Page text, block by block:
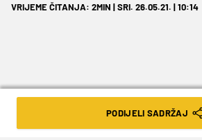
VRIJEME ČITANJA: 2MIN | SRI. 26.05.21. | 10:14
Ovo ljeto će biti jako
PODIJELI SADRŽAJ